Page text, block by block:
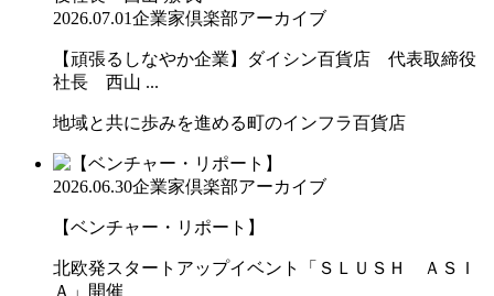
2026.07.01企業家倶楽部アーカイブ
【頑張るしなやか企業】ダイシン百貨店 代表取締役
社長 西山 ...
地域と共に歩みを進める町のインフラ百貨店
2026.06.30企業家倶楽部アーカイブ
【ベンチャー・リポート】
北欧発スタートアップイベント「ＳＬＵＳＨ ＡＳＩ
Ａ」開催